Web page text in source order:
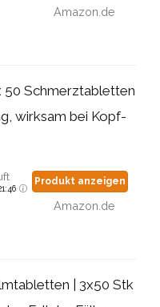
Amazon.de
50 Schmerztabletten
wirksam bei Kopf-
Produkt anzeigen
Amazon.de
| 3x50 Stk